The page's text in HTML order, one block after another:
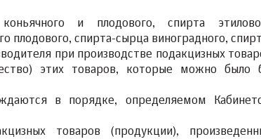
и плодового, спирта
плодового, спирта-сырца виноградного,
при производстве подакцизных
этих товаров, которые можно было
в порядке, определяемом
товаров (продукции),